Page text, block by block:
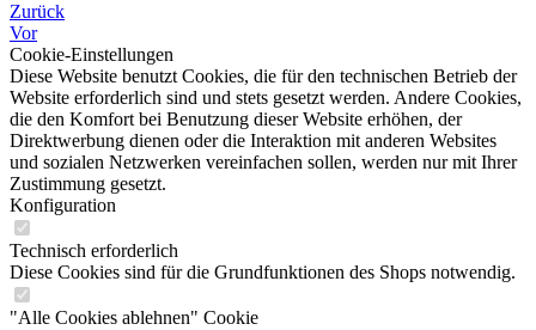
Zurück
Vor
Cookie-Einstellungen
Diese Website benutzt Cookies, die für den technischen Betrieb der
Website erforderlich sind und stets gesetzt werden. Andere Cookies,
die den Komfort bei Benutzung dieser Website erhöhen, der
Direktwerbung dienen oder die Interaktion mit anderen Websites
und sozialen Netzwerken vereinfachen sollen, werden nur mit Ihrer
Zustimmung gesetzt.
Konfiguration
Technisch erforderlich
Diese Cookies sind für die Grundfunktionen des Shops notwendig.
"Alle Cookies ablehnen" Cookie